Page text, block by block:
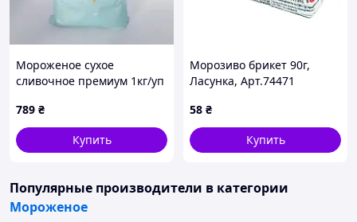
Мороженое сухое
сливочное премиум 1кг/уп
мс00001ёё
789 ₴
Купить
Морозиво брикет 90г,
Ласунка, Арт.74471
58 ₴
Купить
Популярные производители в категории
Мороженое